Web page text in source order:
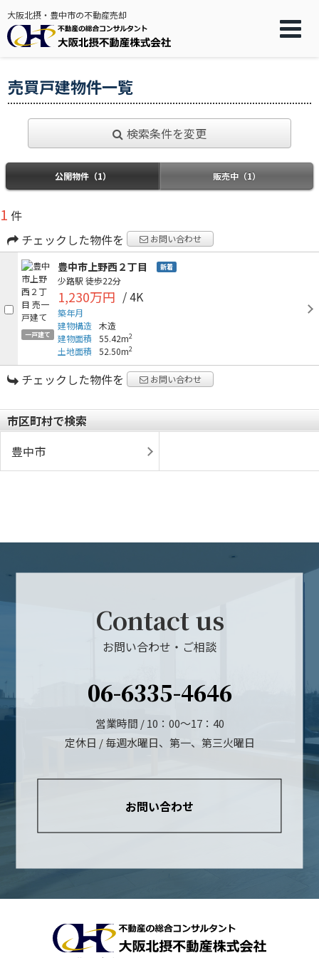
大阪北摂・豊中市の不動産売却
売買戸建物件一覧
検索条件を変更
公開物件（1） 販売中（1）
1 件
チェックした物件を
お問い合わせ
一戸建て
豊中市上野西２丁目 新着
少路駅 徒歩22分
1,230万円 / 4K
築年月
建物構造 木造
建物面積
55.42m2
土地面積 52.50m2
チェックした物件を お問い合わせ
市区町村で検索
豊中市
Contact us
お問い合わせ・ご相談
06-6335-4646
営業時間 / 10：00～17：40
定休日 / 毎週水曜日、第一、第三火曜日
お問い合わせ